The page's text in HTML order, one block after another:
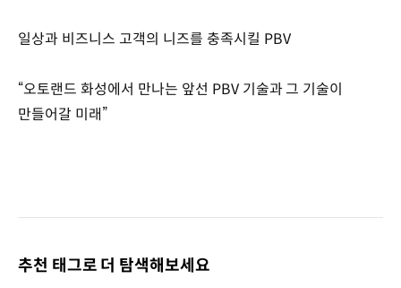
일상과 비즈니스 고객의 니즈를 충족시킬 PBV
“오토랜드 화성에서 만나는 앞선 PBV 기술과 그 기술이
만들어갈 미래”
추천 태그로 더 탐색해보세요